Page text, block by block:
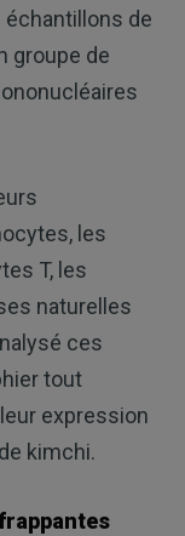
échantillons de
groupe de
les
T, les
naturelles
ces
tout
expression
kimchi.